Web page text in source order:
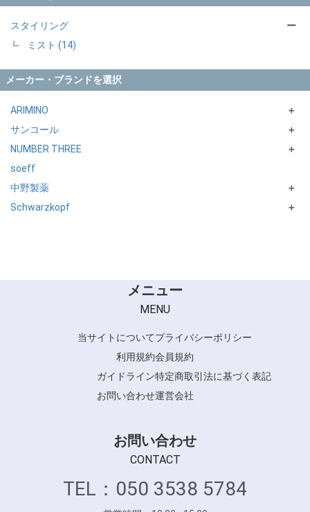
スタイリング
ミスト (14)
ー
メーカー・ブランドを選択
ARIMINO
BS STYLING
SPICE
STYLE CLUB
SPRINAGE
＋
サンコール
BOTANIENCE
＋
NUMBER THREE
DEUXER シリーズ
＋
soeff
中野製薬
HAIR FRESH
＋
Schwarzkopf
＋
メニュー
MENU
当サイトについてプライバシーポリシー
利用規約会員規約
ガイドライン特定商取引法に基づく表記
お問い合わせ運営会社
お問い合わせ
CONTACT
TEL：050 3538 5784